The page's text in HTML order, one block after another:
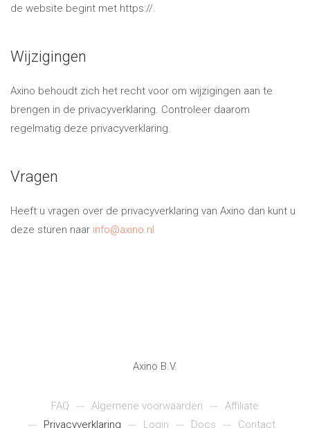
de website begint met https://.
Wijzigingen
Axino behoudt zich het recht voor om wijzigingen aan te
brengen in de privacyverklaring. Controleer daarom
regelmatig deze privacyverklaring.
Vragen
Heeft u vragen over de privacyverklaring van Axino dan kunt u
deze sturen naar info@axino.nl
Axino B.V.
FAQ Algemene voorwaarden
Affiliate
Privacyverklaring
Login Docs Contact